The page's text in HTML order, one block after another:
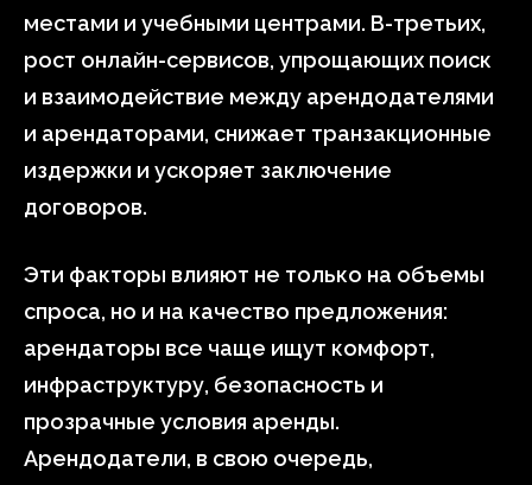
местами и учебными центрами. В-третьих,
рост онлайн-сервисов, упрощающих поиск
и взаимодействие между арендодателями
и арендаторами, снижает транзакционные
издержки и ускоряет заключение
договоров.
Эти факторы влияют не только на объемы
спроса, но и на качество предложения:
арендаторы все чаще ищут комфорт,
инфраструктуру, безопасность и
прозрачные условия аренды.
Арендодатели, в свою очередь,